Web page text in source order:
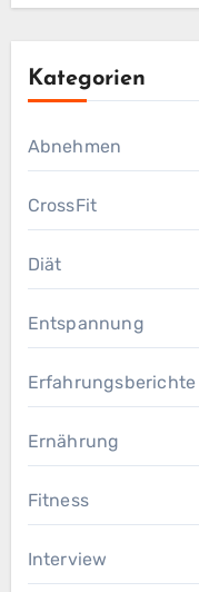
Kategorien
Abnehmen
CrossFit
Diät
Entspannung
Erfahrungsberichte
Ernährung
Fitness
Interview